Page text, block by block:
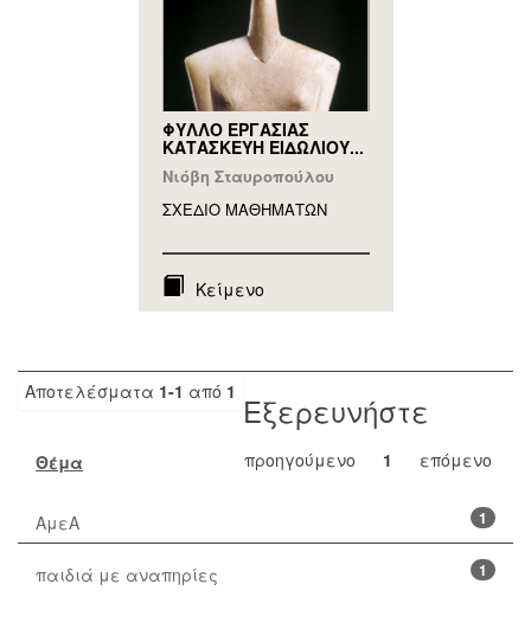
ΦΥΛΛΟ ΕΡΓΑΣΙΑΣ
ΚΑΤΑΣΚΕΥΗ ΕΙΔΩΛΙΟΥ...
Νιόβη Σταυροπούλου
ΣΧΕΔΙΟ ΜΑΘΗΜAΤΩΝ
Κείμενο
Αποτελέσματα 1-1 από 1
προηγούμενο 1 επόμενο
Εξερευνήστε
Θέμα
1
ΑμεΑ
1
παιδιά με αναπηρίες